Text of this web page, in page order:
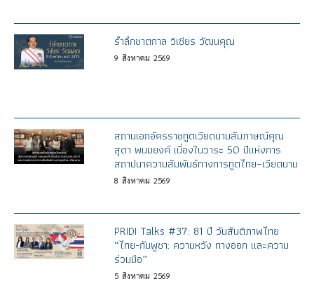
รำลึกชาตกาล วิเชียร วัฒนคุณ
9 สิงหาคม 2569
สถานเอกอัครราชทูตเวียดนามสัมภาษณ์คุณ
สุดา พนมยงค์ เนื่องในวาระ 50 ปีแห่งการ
สถาปนาความสัมพันธ์ทางการทูตไทย–เวียดนาม
8 สิงหาคม 2569
PRIDI Talks #37: 81 ปี วันสันติภาพไทย
“ไทย-กัมพูชา: ความหวัง ทางออก และความ
ร่วมมือ”
5 สิงหาคม 2569